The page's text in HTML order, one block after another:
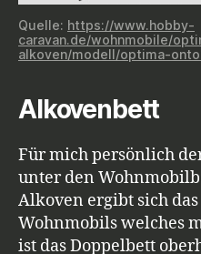
Quelle: https://www.hobby-
caravan.de/wohnmobile/
alkoven/modell/optima-
Alkovenbett
Für mich persönlich
unter den
Alkoven ergibt sich
Wohnmobils welches
ist das Doppelbett